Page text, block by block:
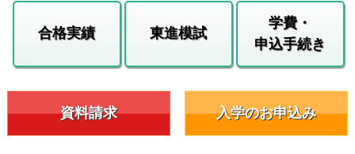
合格実績 東進模試
学費・
申込手続き
資料請求 入学のお申込み